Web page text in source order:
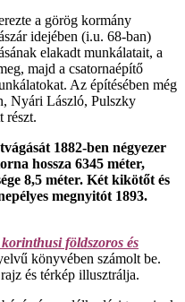
a görög kormány
idejében (i.u. 68-ban)
elakadt munkálatait, a
majd a csatornaépítő
Az építésében még
Nyári László, Pulszky
részt.
1882-ben négyezer
hossza 6345 méter,
8,5 méter. Két kikötőt és
megnyitót 1893.
földszoros és
könyvében számolt be.
és térkép illusztrálja.